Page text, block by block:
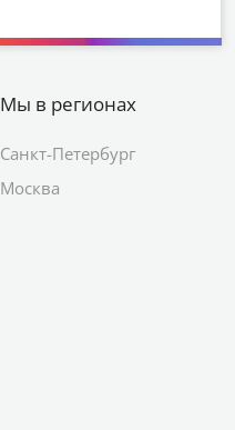
Мы в регионах
Санкт-Петербург
Москва